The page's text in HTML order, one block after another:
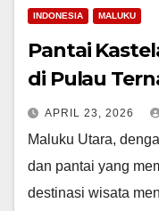
INDONESIA MALUKU
Pantai
di Pulau
APRIL 23, 2026
Maluku Utara,
dan pantai yang
destinasi wisata